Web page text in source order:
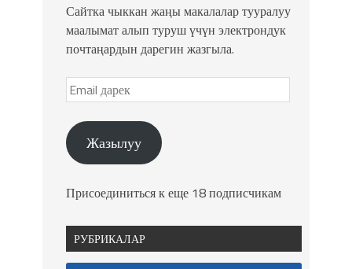
Сайтка чыккан жаңы макалалар тууралуу
маалымат алып туруш үчүн электрондук
почтаңардын дарегин жазгыла.
Жазылуу
Присоединиться к еще 18 подписчикам
РУБРИКАЛАР